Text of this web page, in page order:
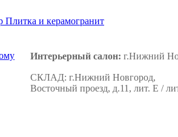
Плитка и керамогранит
Интерьерный салон: г.Нижний
СКЛАД: г.Нижний Новгород,
Восточный проезд, д.11, лит. Е /